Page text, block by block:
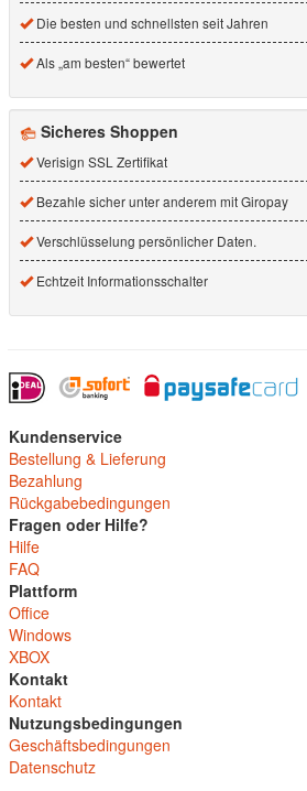
Die besten und schnellsten seit Jahren
Als „am besten“ bewertet
Sicheres Shoppen
Verisign SSL Zertifikat
Bezahle sicher unter anderem mit Giropay
Verschlüsselung persönlicher Daten.
Echtzeit Informationsschalter
Kundenservice
Bestellung & Lieferung
Bezahlung
Rückgabebedingungen
Fragen oder Hilfe?
Hilfe
FAQ
Plattform
Office
Windows
XBOX
Kontakt
Kontakt
Nutzungsbedingungen
Geschäftsbedingungen
Datenschutz